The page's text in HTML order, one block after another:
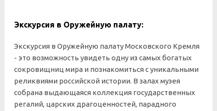
Экскурсия в Оружейную палату:
Экскурсия в Оружейную палату Московского Кремля
- это возможность увидеть одну из самых богатых
сокровищниц мира и познакомиться с уникальными
реликвиями российской истории. В залах музея
собрана выдающаяся коллекция государственных
регалий, царских драгоценностей, парадного